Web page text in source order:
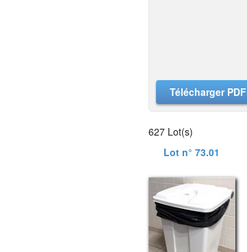
Télécharger PDF
627 Lot(s)
Lot n° 73.01